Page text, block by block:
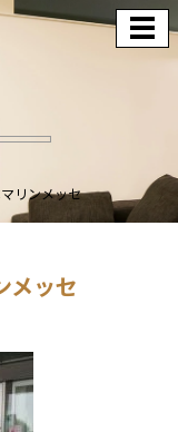
リンメッセ
メッセ